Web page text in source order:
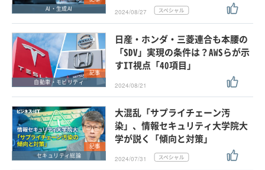
AI・生成AI
2024/08/27
記事
自動車・モビリティ
日産・ホンダ・三菱連合も本腰の
「SDV」実現の条件は？AWSらが示
すIT視点「40項目」
2024/08/21
記事
セキュリティ総論
大混乱「サプライチェーン汚
染」、情報セキュリティ大学院大
学が説く「傾向と対策」
2024/07/31